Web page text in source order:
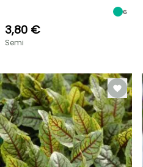
6
3,80 €
Semi